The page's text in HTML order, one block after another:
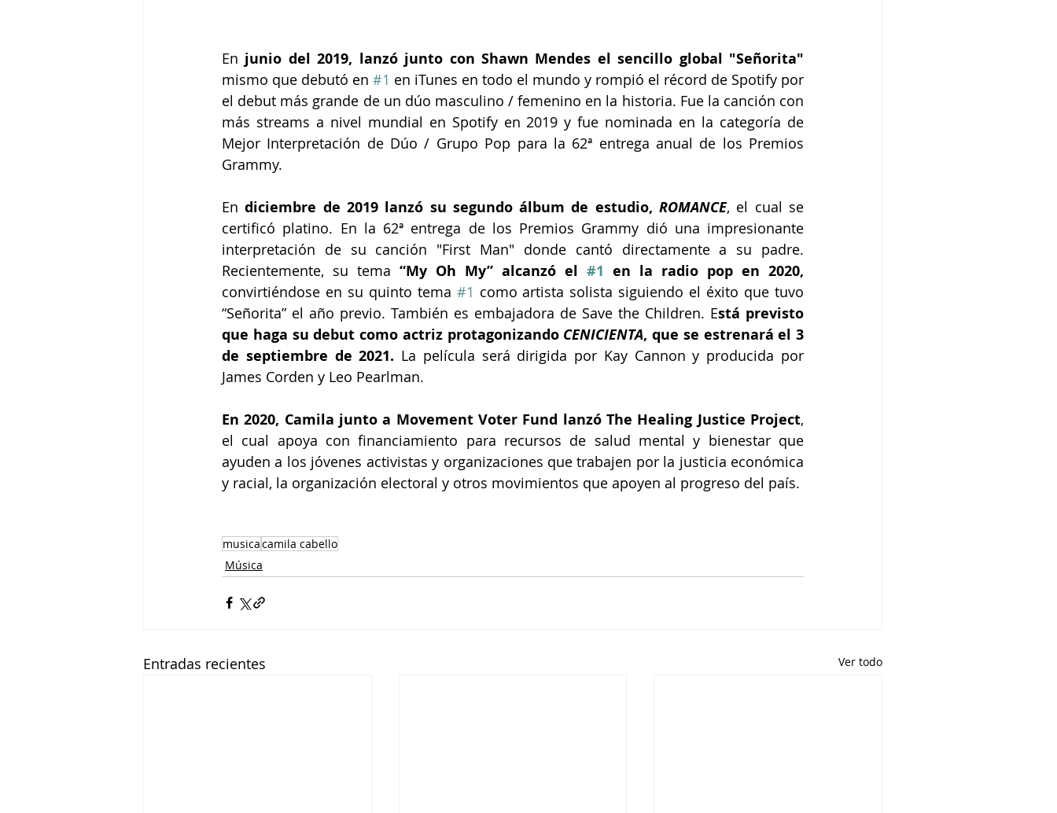
En
mismo que debutó en #1 en iTunes en todo el mundo y rompió el récord de Spotify por
el debut más grande de un dúo masculino / femenino en la historia. Fue la canción con
más streams a nivel mundial en Spotify en 2019 y fue nominada en la categoría de
Mejor Interpretación de Dúo / Grupo Pop para la 62ª entrega anual de los Premios
Grammy.
En diciembre de 2019 lanzó su segundo álbum de estudio, ROMANCE, el cual se
certificó platino. En la 62ª entrega de los Premios Grammy dió una impresionante
interpretación de su canción "First Man" donde cantó directamente a su padre.
Recientemente, su tema “My Oh My” alcanzó el #1 en la radio pop en 2020,
convirtiéndose en su quinto tema #1 como artista solista siguiendo el éxito que tuvo
“Señorita” el año previo. También es embajadora de Save the Children. Está previsto
que haga su debut como actriz protagonizando CENICIENTA, que se estrenará el 3
de septiembre de 2021. La película será dirigida por Kay Cannon y producida por
James Corden y Leo Pearlman.
En 2020, Camila junto a Movement Voter Fund lanzó The Healing Justice Project,
el cual apoya con financiamiento para recursos de salud mental y bienestar que
ayuden a los jóvenes activistas y organizaciones que trabajen por la justicia económica
y racial, la organización electoral y otros movimientos que apoyen al progreso del país.
musicacamila cabello
Música
Entradas recientes Ver todo